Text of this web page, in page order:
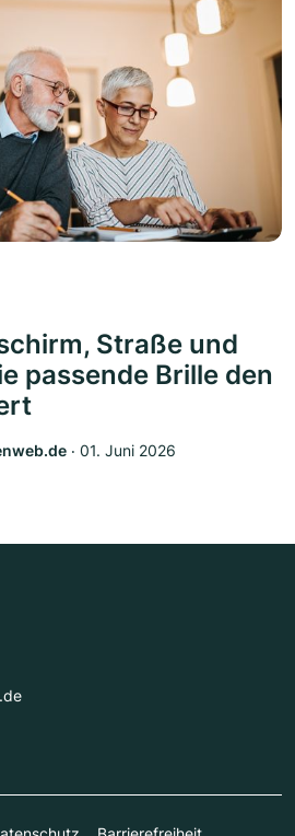
Straße und
passende Brille den
‧ 01. Juni 2026